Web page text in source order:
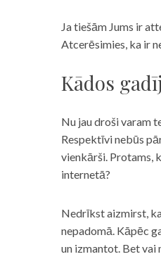
Ja tiešām Jums ir
Atcerēsimies, ka ir
Kādos
Nu jau droši varam
Respektīvi nebūs
vienkārši. Protams,
internetā?
Nedrīkst aizmirst,
nepadomā. Kāpēc
un izmantot. Bet vai